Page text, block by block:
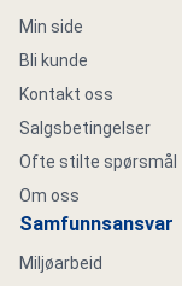
Min side
Bli kunde
Kontakt oss
Salgsbetingelser
Ofte stilte spørsmål
Om oss
Samfunnsansvar
Miljøarbeid